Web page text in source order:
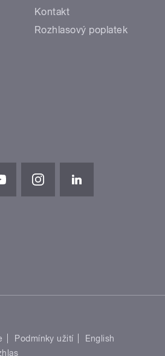
Kontakt
Rozhlasový poplatek
Podmínky užití
English